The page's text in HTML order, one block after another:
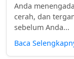
Anda
cerah, dan
sebelum Anda...
Baca